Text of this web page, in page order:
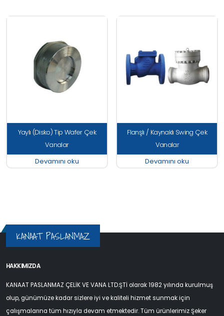
Yaylı (Disko) Tip Wafer Çek
Vanalar
Devamını oku
Flanşlı / Kaynaklı Swing Çek
Vanalar
Devamını oku
KANAAT PASLANMAZ
HAKKIMIZDA
KANAAT PASLANMAZ ÇELİK VE VANA LTD.ŞTİ olarak 1982 yılında kurulmuş
olup, günümüze kadar sizlere iyi ve kaliteli hizmet sunmak için
çalışmalarına tüm hızıyla devam etmektedir. Tüm ürünlerimiz Şeker